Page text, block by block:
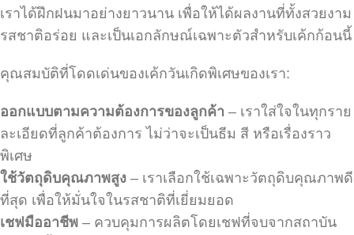
เราได้ฝึกฝนมาอย่างยาวนาน เพื่อให้ได้ผลงานที่ทั้งสวยงาม
รสชาติอร่อย และเป็นเอกลักษณ์เฉพาะตัวสำหรับเค้กก้อนนี้
คุณสมบัติที่โดดเด่นของเค้กวันเกิดพิเศษของเรา:
ออกแบบตามความต้องการของลูกค้า – เราใส่ใจในทุกราย
ละเอียดที่ลูกค้าต้องการ ไม่ว่าจะเป็นธีม สี หรือเรื่องราว
พิเศษ
ใช้วัตถุดิบคุณภาพสูง – เราเลือกใช้เฉพาะวัตถุดิบคุณภาพดี
ที่สุด เพื่อให้มั่นใจในรสชาติที่เยี่ยมยอด
เชฟมืออาชีพ – ควบคุมการผลิตโดยเชฟที่จบจากสถาบัน